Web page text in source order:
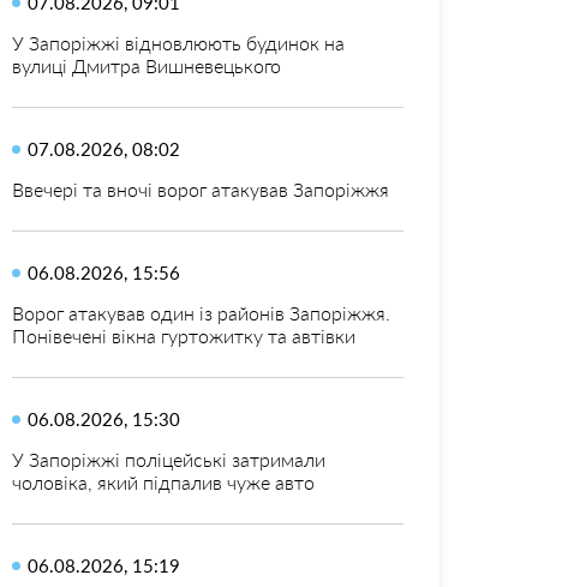
У Запоріжжі відновлюють будинок на
вулиці Дмитра Вишневецького
07.08.2026, 08:02
Ввечері та вночі ворог атакував Запоріжжя
06.08.2026, 15:56
Ворог атакував один із районів Запоріжжя.
Понівечені вікна гуртожитку та автівки
06.08.2026, 15:30
У Запоріжжі поліцейські затримали
чоловіка, який підпалив чуже авто
06.08.2026, 15:19